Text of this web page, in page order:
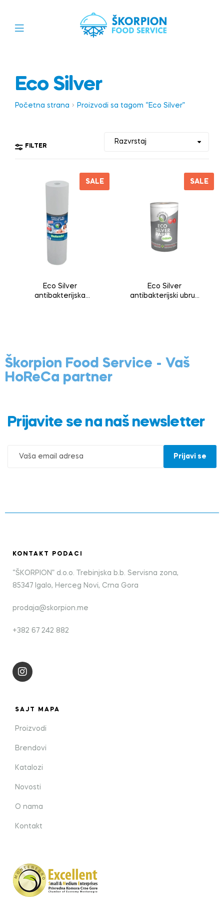
Eco Silver
Početna strana Proizvodi sa tagom “Eco Silver”
FILTER
SALE
Eco Silver
antibakterijska
SALE
Eco Silver
antibakterijski ubrus
Škorpion Food Service - Vaš
HoReCa partner
Prijavite se na naš newsletter
KONTAKT PODACI
“ŠKORPION” d.o.o. Trebinjska b.b. Servisna zona,
85347 Igalo, Herceg Novi, Crna Gora
prodaja@skorpion.me
+382 67 242 882
SAJT MAPA
Proizvodi
Brendovi
Katalozi
Novosti
O nama
Kontakt